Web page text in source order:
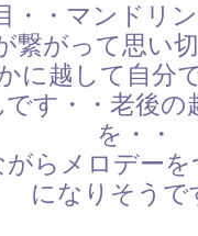
・・マンドリ
繋がって思い
に越して自分
す・・老後
を・・
らメロデー
になりそうで